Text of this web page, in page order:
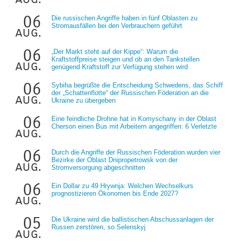
06
aug.
Die russischen Angriffe haben in fünf Oblasten zu
Stromausfällen bei den Verbrauchern geführt
06
aug.
„Der Markt steht auf der Kippe“: Warum die
Kraftstoffpreise steigen und ob an den Tankstellen
genügend Kraftstoff zur Verfügung stehen wird
06
aug.
Sybiha begrüßte die Entscheidung Schwedens, das Schiff
der „Schattenflotte“ der Russischen Föderation an die
Ukraine zu übergeben
06
aug.
Eine feindliche Drohne hat in Komyschany in der Oblast
Cherson einen Bus mit Arbeitern angegriffen: 6 Verletzte
06
aug.
Durch die Angriffe der Russischen Föderation wurden vier
Bezirke der Oblast Dnipropetrowsk von der
Stromversorgung abgeschnitten
06
aug.
Ein Dollar zu 49 Hrywnja: Welchen Wechselkurs
prognostizieren Ökonomen bis Ende 2027?
05
aug.
Die Ukraine wird die ballistischen Abschussanlagen der
Russen zerstören, so Selenskyj